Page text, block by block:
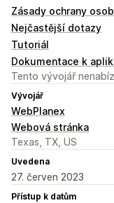
Zásady ochrany
Nejčastější dotazy
Tutoriál
Dokumentace k
Tento vývojář
Vývojář
WebPlanex
Webová stránka
Texas, TX, US
Uvedena
27. červen 2023
Přístup k datům